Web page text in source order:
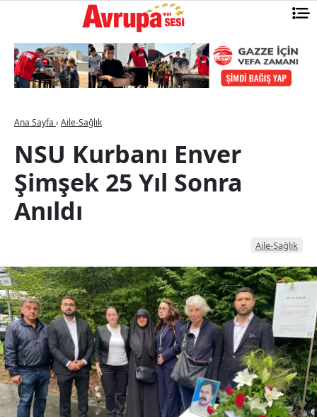
Ana Sayfa › Aile-Sağlık
NSU Kurbanı Enver
Şimşek 25 Yıl Sonra
Anıldı
Aile-Sağlık